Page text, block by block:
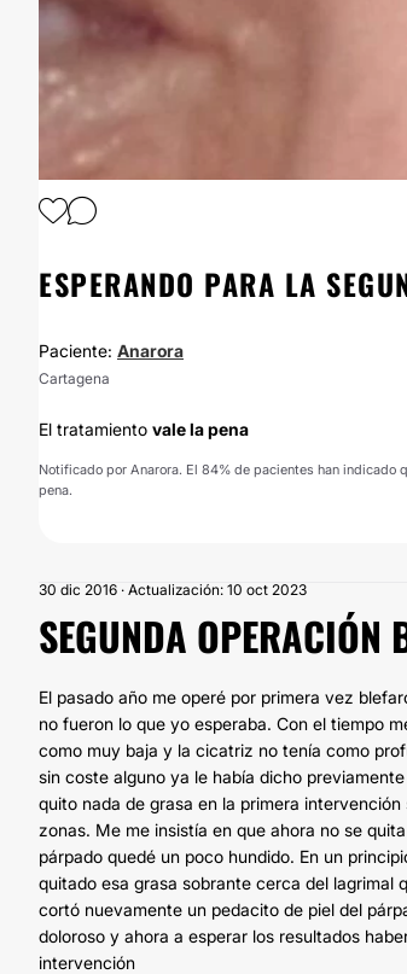
ESPERANDO PARA LA
Paciente: Anarora
Cartagena
El tratamiento vale la pena
Notificado por Anarora. El 84% de pacientes han indicado
pena.
30 dic 2016 · Actualización: 10 oct 2023
SEGUNDA OPERACIÓN
El pasado año me operé por primera vez
no fueron lo que yo esperaba. Con el tiempo
como muy baja y la cicatriz no tenía como
sin coste alguno ya le había dicho
quito nada de grasa en la primera
zonas. Me me insistía en que ahora no se
párpado quedé un poco hundido. En un
quitado esa grasa sobrante cerca del lagrimal
cortó nuevamente un pedacito de piel del
doloroso y ahora a esperar los resultados
intervención